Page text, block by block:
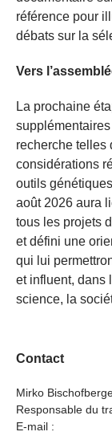
référence pour
débats sur la
Vers
La prochaine
recherche telles
considérations
outils
août 2026 aura
tous les projets
et défini une
qui lui
et influent, dans
science, la
Contact
Mirko
Responsable du
E-mail :